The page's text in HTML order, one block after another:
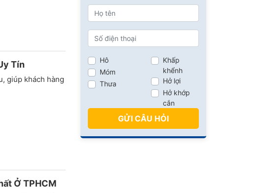
Tín
giúp khách hàng
Ở TPHCM
Hô
Móm
Thưa
Khấp
khểnh
Hở lợi
Hở khớp
cắn
GỬI CÂU HỎI